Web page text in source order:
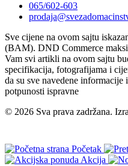
065/602-603
Sve cijene na ovom sajtu
(BAM). DND Commerce
Vam svi artikli na ovom sajtu
specifikacija, fotografijama i
da su sve navedene
potpunosti ispravne
© 2026 Sva prava zadržana.
Početak
Akcija